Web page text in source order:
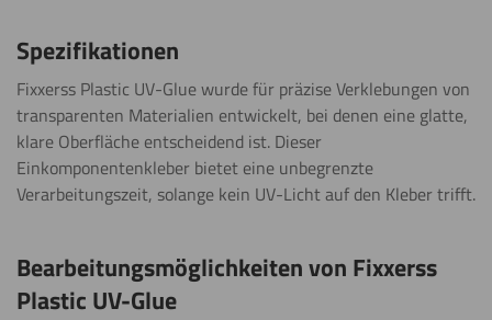
Spezifikationen
Fixxerss Plastic UV-Glue wurde für präzise Verklebungen von
transparenten Materialien entwickelt, bei denen eine glatte,
klare Oberfläche entscheidend ist. Dieser
Einkomponentenkleber bietet eine unbegrenzte
Verarbeitungszeit, solange kein UV-Licht auf den Kleber trifft.
Bearbeitungsmöglichkeiten von Fixxerss
Plastic UV-Glue